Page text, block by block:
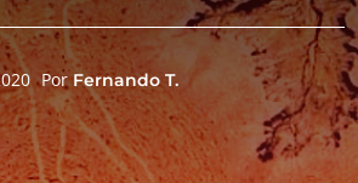
PorFernando T.